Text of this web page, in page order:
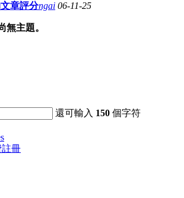
章評分ngai 06-11-25
無主題。
還可輸入 150 個字符
註冊